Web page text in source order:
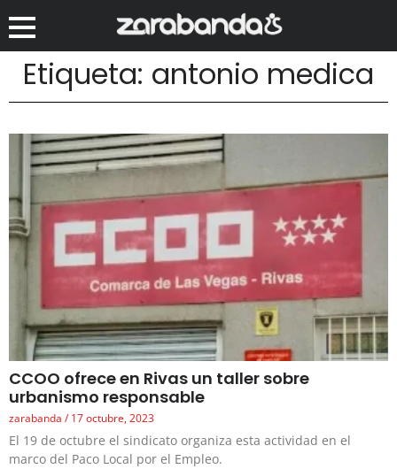
Etiqueta: antonio medica
CCOO ofrece en Rivas un taller sobre
urbanismo responsable
zarabanda 17 octubre, 2023
El 19 de octubre el sindicato organiza esta actividad en el
marco del Paco Local por el Empleo.